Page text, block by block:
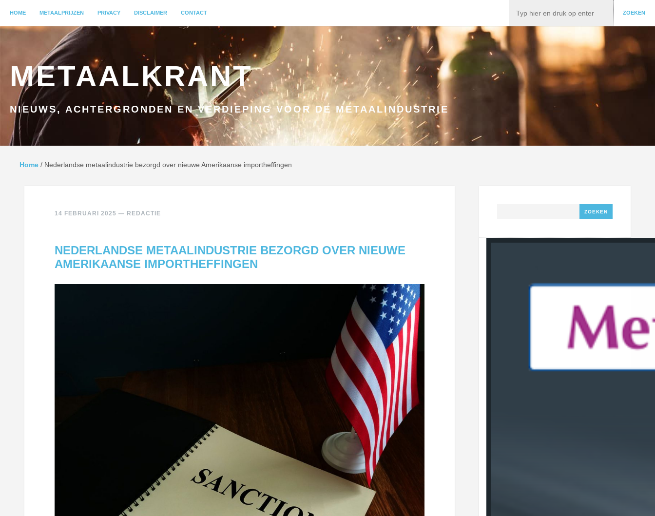
GA NAAR INHOUD
HOME METAALPRIJZEN PRIVACY DISCLAIMER CONTACT ZOEKEN
METAALKRANT
NIEUWS, ACHTERGRONDEN EN VERDIEPING VOOR DE METAALINDUSTRIE
Home / Nederlandse metaalindustrie bezorgd over nieuwe Amerikaanse importheffingen
14 FEBRUARI 2025 — REDACTIE
NEDERLANDSE METAALINDUSTRIE BEZORGD OVER NIEUWE
AMERIKAANSE IMPORTHEFFINGEN